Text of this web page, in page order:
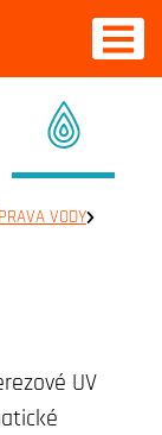
VODY
UV